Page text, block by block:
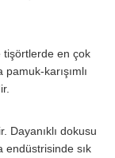
tişörtlerde en çok
karışımlı
Dayanıklı dokusu
endüstrisinde sık